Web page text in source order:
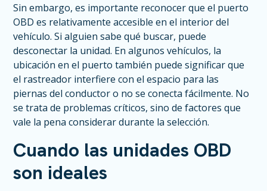
Sin embargo, es importante reconocer que el puerto
OBD es relativamente accesible en el interior del
vehículo. Si alguien sabe qué buscar, puede
desconectar la unidad. En algunos vehículos, la
ubicación en el puerto también puede significar que
el rastreador interfiere con el espacio para las
piernas del conductor o no se conecta fácilmente. No
se trata de problemas críticos, sino de factores que
vale la pena considerar durante la selección.
Cuando las unidades OBD
son ideales